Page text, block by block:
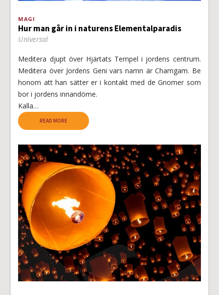
MAGI
Hur man går in i naturens Elementalparadis
Universal
Meditera djupt över Hjärtats Tempel i jordens centrum.
Meditera över Jordens Geni vars namn är Chamgam. Be
honom att han sätter er i kontakt med de Gnomer som
bor i jordens innandöme.
Kalla…
READ MORE